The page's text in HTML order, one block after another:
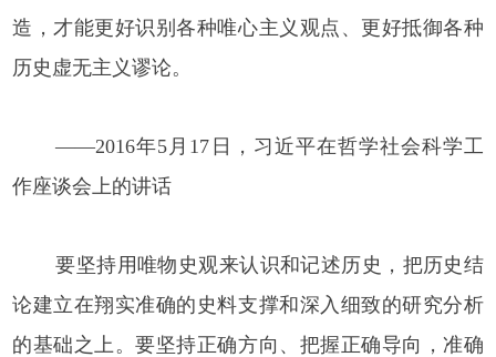
造，才能更好识别各种唯心主义观点、更好抵御各种
历史虚无主义谬论。
——2016年5月17日，习近平在哲学社会科学工
作座谈会上的讲话
要坚持用唯物史观来认识和记述历史，把历史结
论建立在翔实准确的史料支撑和深入细致的研究分析
的基础之上。要坚持正确方向、把握正确导向，准确